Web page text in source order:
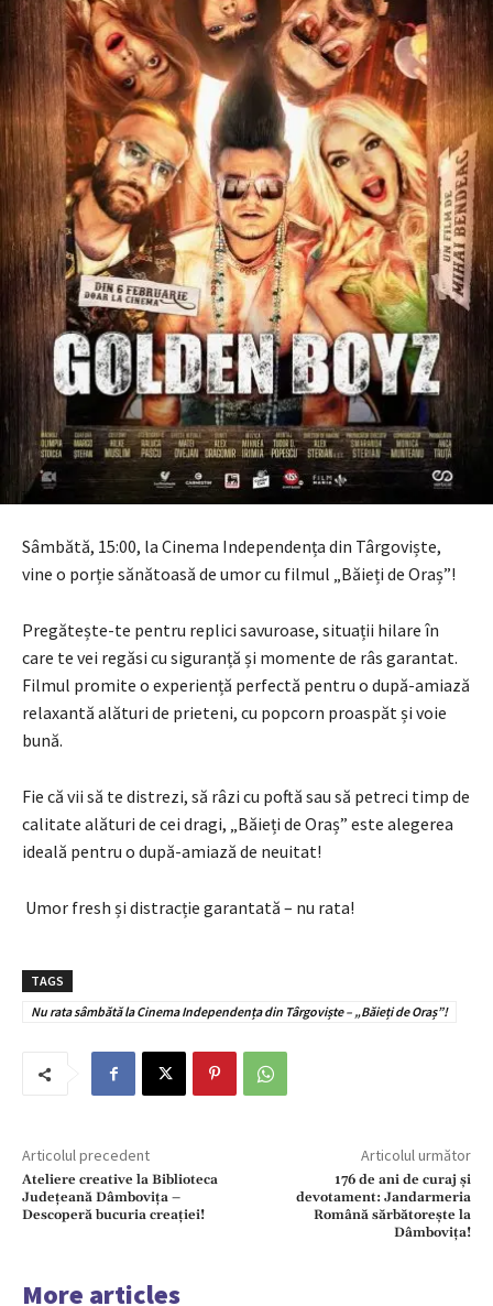
Sâmbătă, 15:00, la Cinema Independența din Târgoviște,
vine o porție sănătoasă de umor cu filmul „Băieți de Oraș”!
Pregătește-te pentru replici savuroase, situații hilare în
care te vei regăsi cu siguranță și momente de râs garantat.
Filmul promite o experiență perfectă pentru o după-amiază
relaxantă alături de prieteni, cu popcorn proaspăt și voie
bună.
Fie că vii să te distrezi, să râzi cu poftă sau să petreci timp de
calitate alături de cei dragi, „Băieți de Oraș” este alegerea
ideală pentru o după-amiază de neuitat!
Umor fresh și distracție garantată – nu rata!
TAGS
Nu rata sâmbătă la Cinema Independența din Târgoviște – „Băieți de Oraș”!
Articolul precedent
Ateliere creative la Biblioteca
Județeană Dâmbovița –
Descoperă bucuria creației!
Articolul următor
176 de ani de curaj și
devotament: Jandarmeria
Română sărbătorește la
Dâmbovița!
More articles